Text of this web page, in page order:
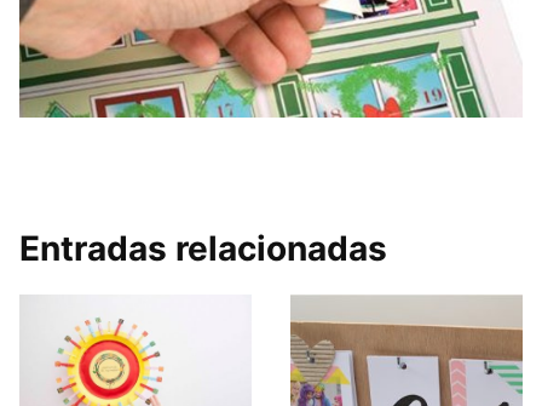
Entradas relacionadas